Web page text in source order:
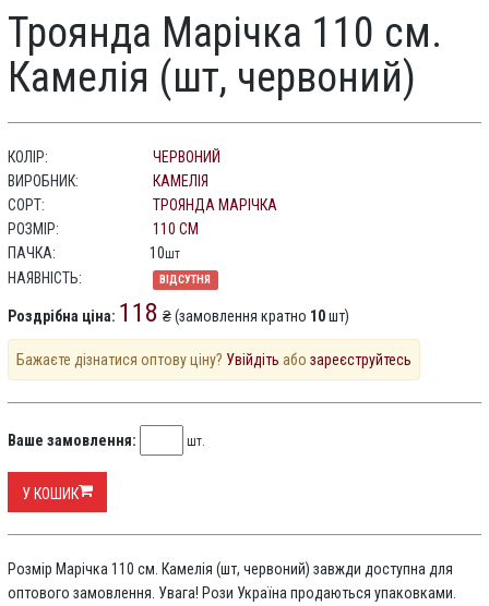
Троянда Марічка 110 см.
Камелія (шт, червоний)
КОЛІР:
ЧЕРВОНИЙ
ВИРОБНИК:
КАМЕЛІЯ
СОРТ:
ТРОЯНДА МАРІЧКА
РОЗМІР:
110 СМ
ПАЧКА:
10шт
НАЯВНІСТЬ: ВІДСУТНЯ
Роздрібна ціна: 118 ₴ (замовлення кратно 10шт)
Бажаєте дізнатися оптову ціну? Увійдіть або зареєструйтесь
Ваше замовлення: шт.
У КОШИК
Розмір Марічка 110 см. Камелія (шт, червоний) завжди доступна для
оптового замовлення. Увага! Рози Україна продаються упаковками.